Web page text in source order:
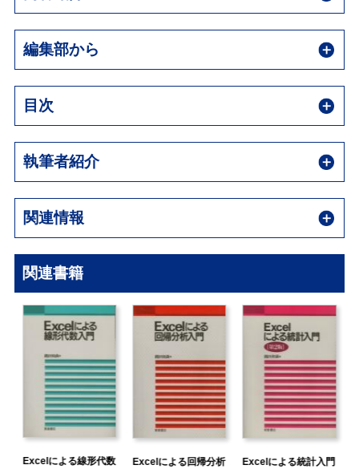
編集部から
目次
執筆者紹介
関連情報
関連書籍
Excelによる線形代数
Excelによる回帰分析
Excelによる統計入門